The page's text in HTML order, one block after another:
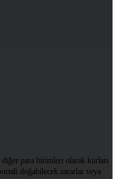
para birimleri olarak kurları
doğabilecek zararlar veya